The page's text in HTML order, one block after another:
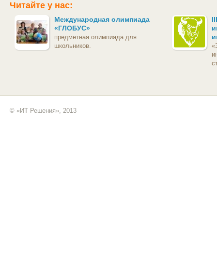
Читайте у нас:
Международная олимпиада
«ГЛОБУС»
предметная олимпиада для
школьников.
© «ИТ Решения», 2013